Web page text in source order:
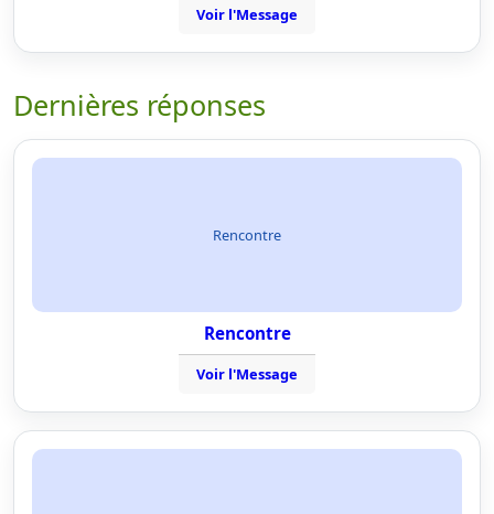
Voir l'Message
Dernières réponses
Rencontre
Rencontre
Voir l'Message